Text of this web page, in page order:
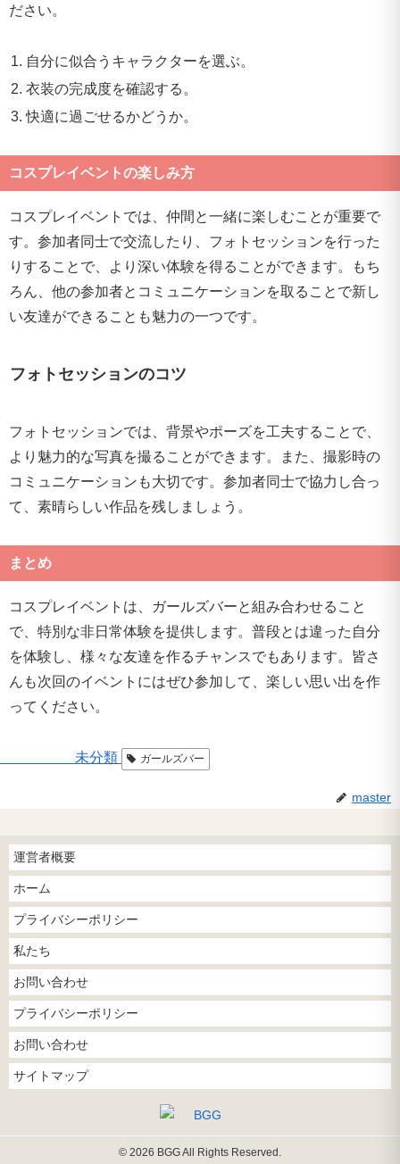
ださい。
自分に似合うキャラクターを選ぶ。
衣装の完成度を確認する。
快適に過ごせるかどうか。
コスプレイベントの楽しみ方
コスプレイベントでは、仲間と一緒に楽しむことが重要で
す。参加者同士で交流したり、フォトセッションを行った
りすることで、より深い体験を得ることができます。もち
ろん、他の参加者とコミュニケーションを取ることで新し
い友達ができることも魅力の一つです。
フォトセッションのコツ
フォトセッションでは、背景やポーズを工夫することで、
より魅力的な写真を撮ることができます。また、撮影時の
コミュニケーションも大切です。参加者同士で協力し合っ
て、素晴らしい作品を残しましょう。
まとめ
コスプレイベントは、ガールズバーと組み合わせること
で、特別な非日常体験を提供します。普段とは違った自分
を体験し、様々な友達を作るチャンスでもあります。皆さ
んも次回のイベントにはぜひ参加して、楽しい思い出を作
ってください。
未分類 ガールズバー
master
運営者概要
ホーム
プライバシーポリシー
私たち
お問い合わせ
プライバシーポリシー
お問い合わせ
サイトマップ
© 2026 BGG All Rights Reserved.